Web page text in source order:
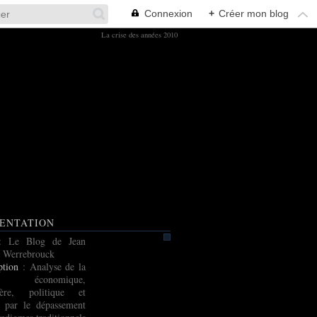
Connexion + Créer mon blog
La crise des années 2010
: Le Blog de Jean
Werrebrouck
: Analyse de la
économique,
politique et
par le dépassement